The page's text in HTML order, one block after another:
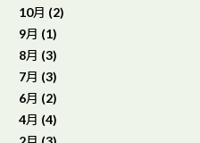
10月 (2)
9月 (1)
8月 (3)
7月 (3)
6月 (2)
4月 (4)